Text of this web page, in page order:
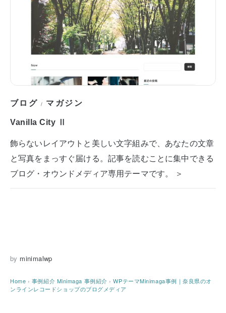
ブログ / マガジン
Vanilla City Ⅱ
飾らないレイアウトと美しい文字組みで、あなたの文章
と写真をまっすぐ届ける。記事を読むことに集中できる
ブログ・オウンドメディア専用テーマです。 ＞
by minimalwp
Home › 事例紹介 Minimaga 事例紹介 ›WPテーマMinimaga事例｜奈良県のオ
ンラインレコードショップのブログメディア